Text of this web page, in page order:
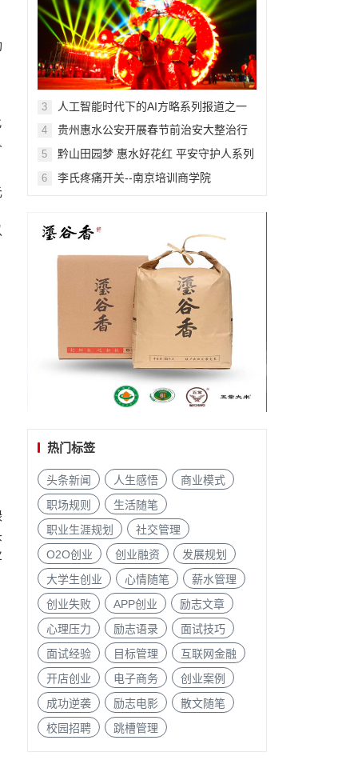
3 人工智能时代下的AI方略系列报道之一
4
贵州惠水公安开展春节前治安大整治行
5
黔山田园梦 惠水好花红 平安守护人系列
6 李氏疼痛开关--南京培训商学院
热门标签
头条新闻 人生感悟
商业模式
职场规则
生活随笔
职业生涯规划
社交管理
O2O创业
创业融资
发展规划
大学生创业
心情随笔
薪水管理
创业失败
APP创业
励志文章
心理压力
励志语录
面试技巧
面试经验
目标管理
互联网金融
开店创业
电子商务
创业案例
成功逆袭
励志电影
散文随笔
校园招聘
跳槽管理